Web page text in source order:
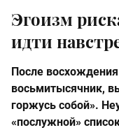
Эгоизм
идти
После
восьмитысячник,
горжусь собой».
«послужной»